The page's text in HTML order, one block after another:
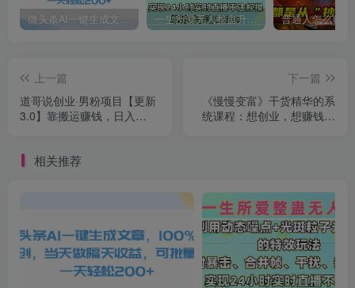
微头条AI一键生成文章，100%过原创，当天做隔天收益，可批量，一天轻松200+ 一生所爱无人整蛊升级版9.0，利用动态噪点+光斑粒子光条推进的特效玩法，内附暴击、合并帧、干扰、去重的手法，实现24小时实时直播不违规操，单场日入1500+，小白也能无脑驾驭
上一篇
道哥说创业·男粉项目【更新
3.0】靠搬运赚钱，日入
下一篇
《慢慢变富》干货精华的系
统课程：想创业，想赚钱？
相关推荐